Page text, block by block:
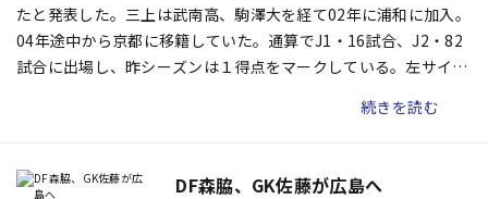
たと発表した。三上は武南高、駒澤大を経て02年に浦和に加入。
04年途中から京都に移籍していた。通算でJ1・16試合、J2・82
試合に出場し、昨シーズンは１得点をマークしている。左サイド
続きを読む
DF森脇、GK佐藤が広島へ